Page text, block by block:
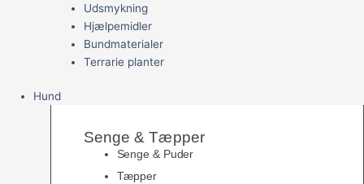
Udsmykning
Hjælpemidler
Bundmaterialer
Terrarie planter
Hund
Senge & Tæpper
Senge & Puder
Tæpper